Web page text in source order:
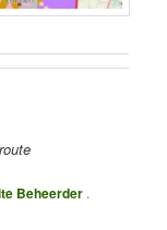
Beheerder .